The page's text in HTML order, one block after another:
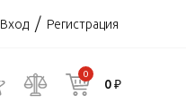
Вход / Регистрация
0
0 ₽